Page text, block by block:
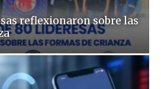
reflexionaron sobre las